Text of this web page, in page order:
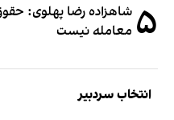
۵ شاهزاده رضا پهلوی:
معامله نیست
انتخاب سردبیر